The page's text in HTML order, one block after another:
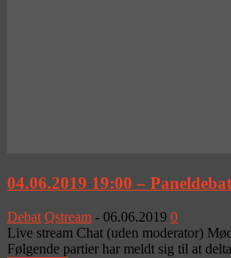
04.06.2019 19:00 –
Debat Qstream - 06.06.2019 0
Live stream Chat (uden moderator)
Følgende partier har meldt sig til at